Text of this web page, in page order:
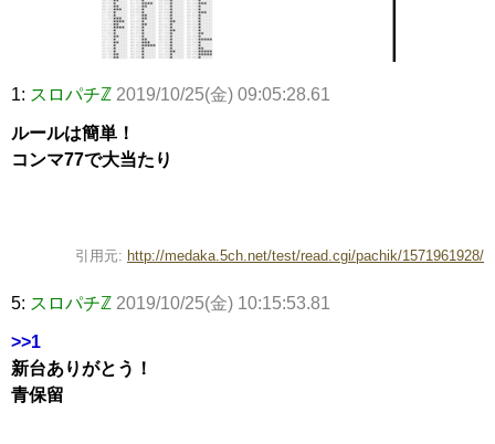
1: スロパチℤ 2019/10/25(金) 09:05:28.61
ルールは簡単！
コンマ77で大当たり
引用元: http://medaka.5ch.net/test/read.cgi/pachik/1571961928/
5: スロパチℤ 2019/10/25(金) 10:15:53.81
>>1
新台ありがとう！
青保留